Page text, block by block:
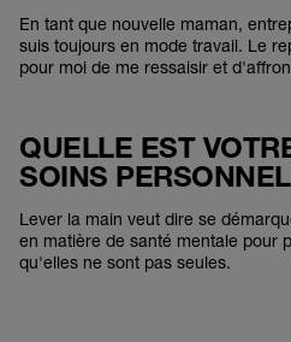
En tant que nouvelle maman,
suis toujours en mode travail. Le
pour moi de me ressaisir et
QUELLE EST
SOINS
Lever la main veut dire se
en matière de santé mentale pour
qu'elles ne sont pas seules.